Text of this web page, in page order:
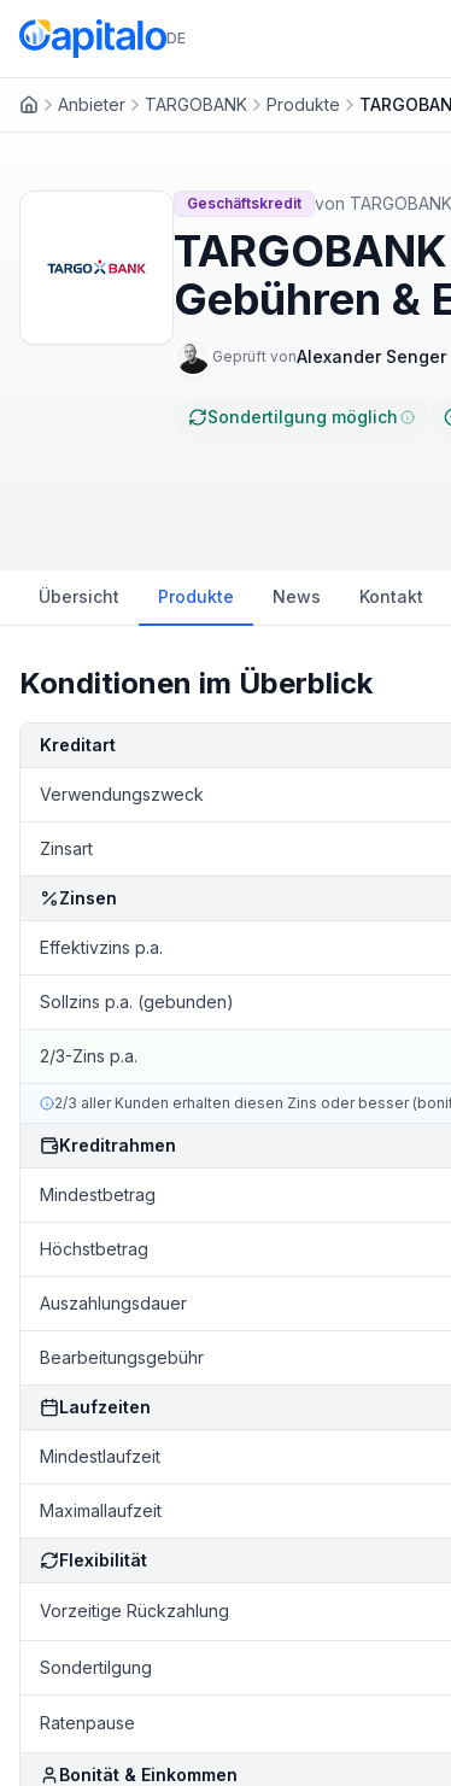
DE
Anbieter TARGOBANK Produkte
Geschäftskredit von TARGOBANK
Gebühren &
Geprüft vonAlexander Senger
Sondertilgung möglich
Übersicht Produkte News Kontakt
Konditionen im Überblick
KonditionDetails
Kreditart
Verwendungszweck
Zinsart
Zinsen
Effektivzins p.a.
Sollzins p.a. (gebunden)
2/3-Zins p.a.
2/3 aller Kunden erhalten diesen Zins oder besser
Kreditrahmen
Mindestbetrag
Höchstbetrag
Auszahlungsdauer
Bearbeitungsgebühr
Laufzeiten
Mindestlaufzeit
Maximallaufzeit
Flexibilität
Vorzeitige Rückzahlung
Sondertilgung
Ratenpause
Bonität & Einkommen